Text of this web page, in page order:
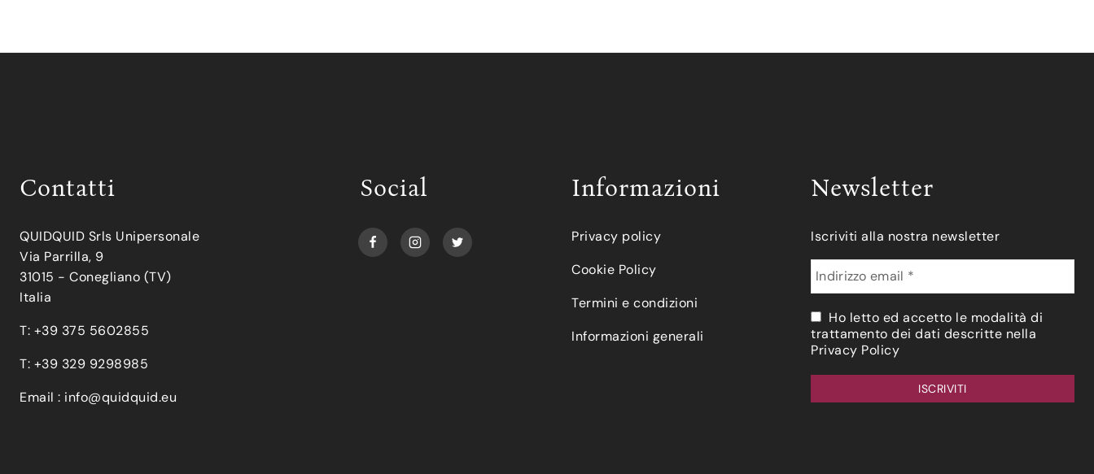
Contatti
QUIDQUID Srls Unipersonale
Via Parrilla, 9
31015 - Conegliano (TV)
Italia
T: +39 375 5602855
T: +39 329 9298985
Email : info@quidquid.eu
Social Informazioni
Privacy policy
Cookie Policy
Termini e condizioni
Informazioni generali
Newsletter
Iscriviti alla nostra newsletter
Ho letto ed accetto le modalità di
trattamento dei dati descritte nella
Privacy Policy